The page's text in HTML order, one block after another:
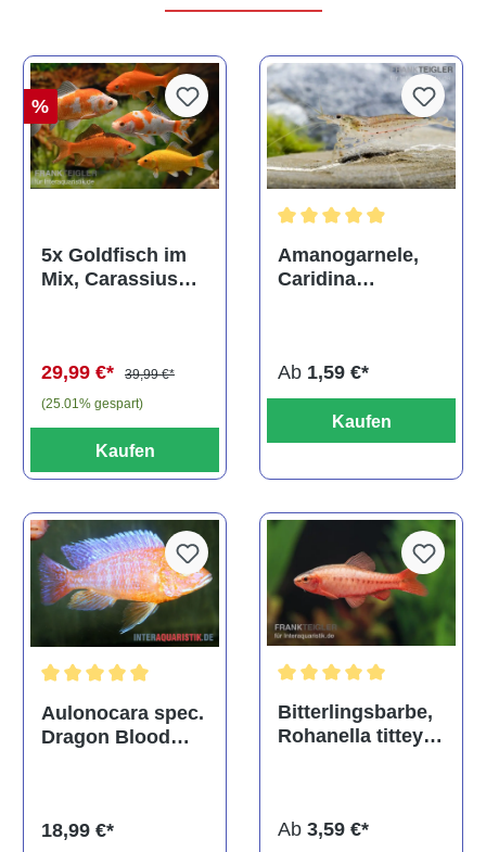
%
5x Goldfisch im
Mix, Carassius
29,99 €*
39,99 €*
(25.01% gespart)
Kaufen
Amanogarnele,
Caridina
Ab 1,59 €*
Kaufen
Durchschnittliche Bewertung von 5 von 5 Sternen
Aulonocara spec.
Dragon Blood
18,99 €*
Bitterlingsbarbe,
Rohanella titteya,
Ab 3,59 €*